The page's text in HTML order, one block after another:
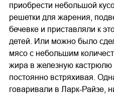
приобрести небольшой
решетки для жарения,
бечевке и приставляли к
детей. Или можно было
мясо с небольшим
жира в железную кастрюлю
постоянно встряхивая.
говаривали в Ларк-Райзе,